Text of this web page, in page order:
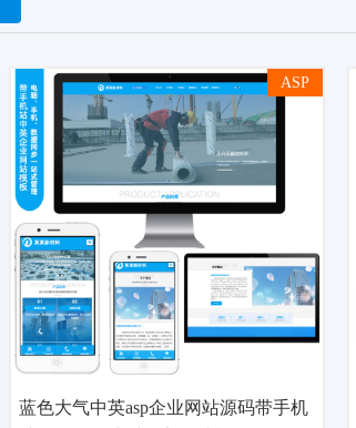
ASP
蓝色大气中英asp企业网站源码带手机